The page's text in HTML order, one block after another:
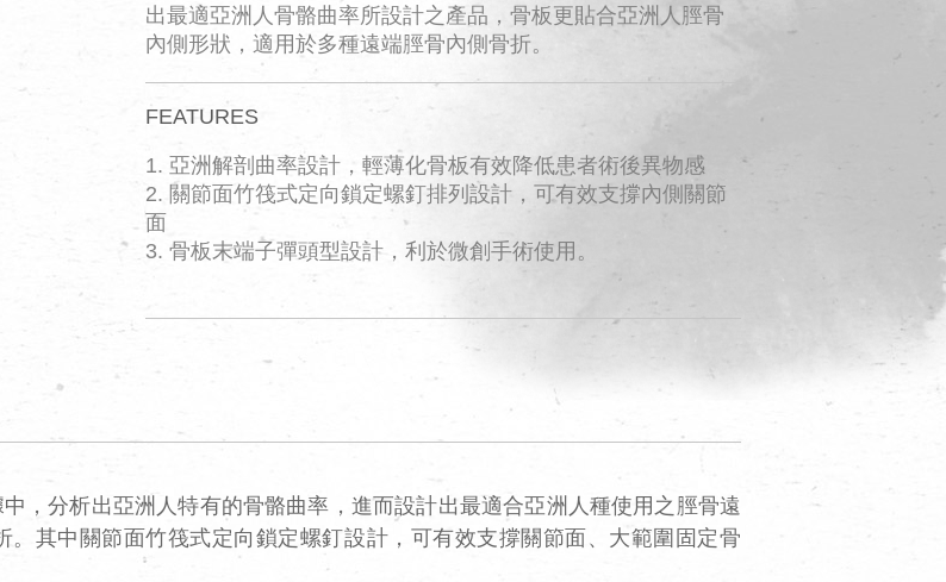
出最適亞洲人骨骼曲率所設計之產品，骨板更貼合亞洲人脛骨
內側形狀，適用於多種遠端脛骨內側骨折。
FEATURES
1. 亞洲解剖曲率設計，輕薄化骨板有效降低患者術後異物感
2. 關節面竹筏式定向鎖定螺釘排列設計，可有效支撐內側關節
面
3. 骨板末端子彈頭型設計，利於微創手術使用。
，分析出亞洲人特有的骨骼曲率，進而設計出最適合亞洲人種使用之脛骨遠
其中關節面竹筏式定向鎖定螺釘設計，可有效支撐關節面、大範圍固定骨